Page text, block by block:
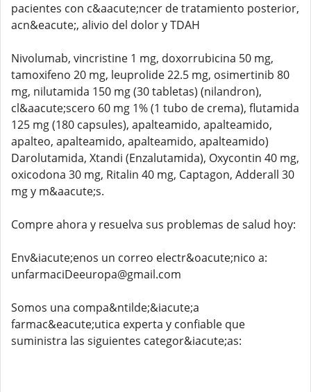
pacientes con c&aacute;ncer de tratamiento posterior,
acn&eacute;, alivio del dolor y TDAH
Nivolumab, vincristine 1 mg, doxorrubicina 50 mg,
tamoxifeno 20 mg, leuprolide 22.5 mg, osimertinib 80
mg, nilutamida 150 mg (30 tabletas) (nilandron),
cl&aacute;scero 60 mg 1% (1 tubo de crema), flutamida
125 mg (180 capsules), apalteamido, apalteamido,
apalteo, apalteamido, apalteamido, apalteamido)
Darolutamida, Xtandi (Enzalutamida), Oxycontin 40 mg,
oxicodona 30 mg, Ritalin 40 mg, Captagon, Adderall 30
mg y m&aacute;s.
Compre ahora y resuelva sus problemas de salud hoy:
Env&iacute;enos un correo electr&oacute;nico a:
unfarmaciDeeuropa@gmail.com
Somos una compa&ntilde;&iacute;a
farmac&eacute;utica experta y confiable que
suministra las siguientes categor&iacute;as: